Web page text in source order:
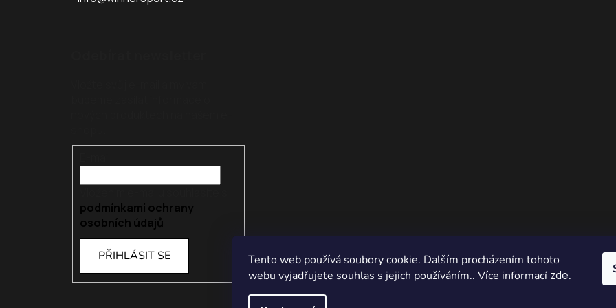
Tento web používá soubory cookie. Dalším procházením tohoto
webu vyjadřujete souhlas s jejich používáním.. Více informací zde.
podmínkami ochrany
osobních údajů
PŘIHLÁSIT SE